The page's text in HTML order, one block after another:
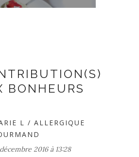
BONHEURS
L / ALLERGIQUE
2016 à 13:28